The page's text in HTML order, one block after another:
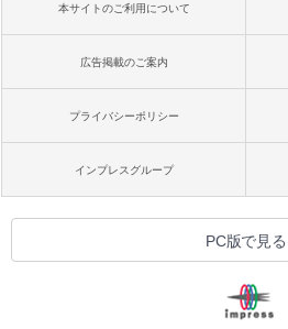
本サイトのご利用について
広告掲載のご案内
プライバシーポリシー
インプレスグループ
PC版で見る